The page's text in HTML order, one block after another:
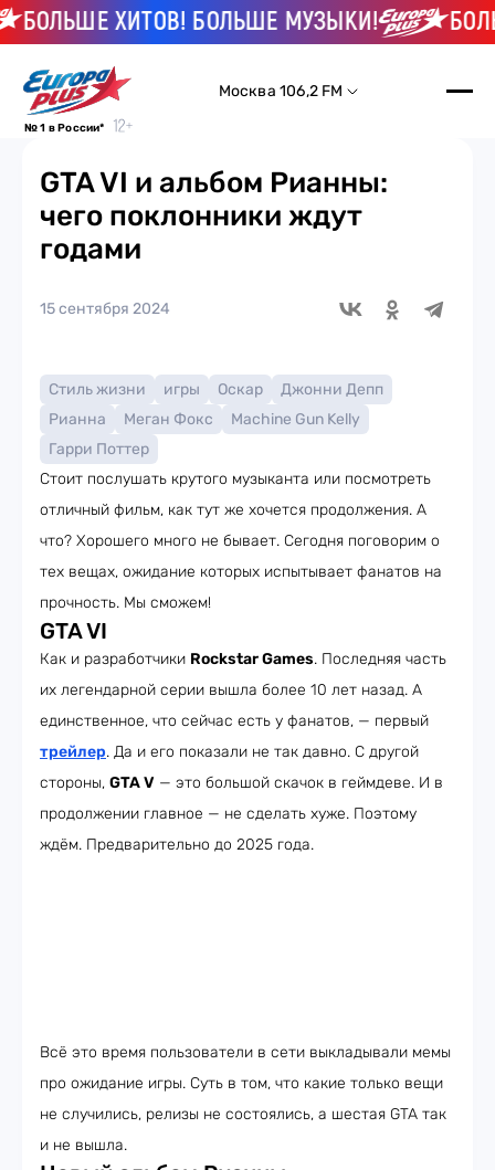
ХИТОВ! БОЛЬШЕ МУЗЫКИ! БОЛЬШЕ
№ 1 в России*
Москва 106,2 FM
GTA VI и альбом Рианны:
чего поклонники ждут
годами
15 сентября 2024
Стиль жизни игры Оскар
Джонни Депп
Рианна
Меган Фокс
Machine Gun Kelly
Гарри Поттер
Стоит послушать крутого музыканта или посмотреть
отличный фильм, как тут же хочется продолжения. А
что? Хорошего много не бывает. Сегодня поговорим о
тех вещах, ожидание которых испытывает фанатов на
прочность. Мы сможем!
GTA VI
Как и разработчики Rockstar Games. Последняя часть
их легендарной серии вышла более 10 лет назад. А
единственное, что сейчас есть у фанатов, — первый
трейлер. Да и его показали не так давно. С другой
стороны, GTA V — это большой скачок в геймдеве. И в
продолжении главное — не сделать хуже. Поэтому
ждём. Предварительно до 2025 года.
Всё это время пользователи в сети выкладывали мемы
про ожидание игры. Суть в том, что какие только вещи
не случились, релизы не состоялись, а шестая GTA так
и не вышла.